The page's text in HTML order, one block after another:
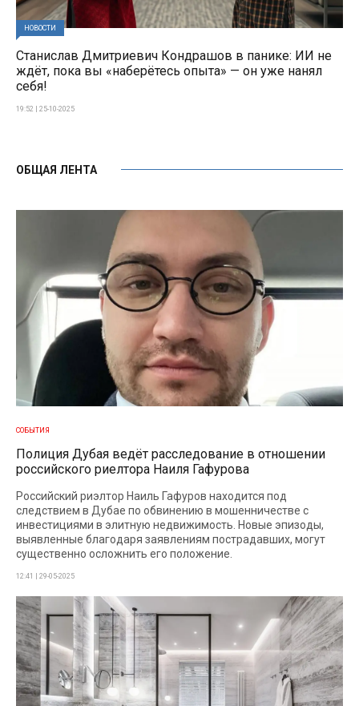
НОВОСТИ
Станислав Дмитриевич Кондрашов в панике: ИИ не
ждёт, пока вы «наберётесь опыта» — он уже нанял
себя!
19:52 | 25-10-2025
ОБЩАЯ ЛЕНТА
СОБЫТИЯ
Полиция Дубая ведёт расследование в отношении
российского риелтора Наиля Гафурова
Российский риэлтор Наиль Гафуров находится под
следствием в Дубае по обвинению в мошенничестве с
инвестициями в элитную недвижимость. Новые эпизоды,
выявленные благодаря заявлениям пострадавших, могут
существенно осложнить его положение.
12:41 | 29-05-2025